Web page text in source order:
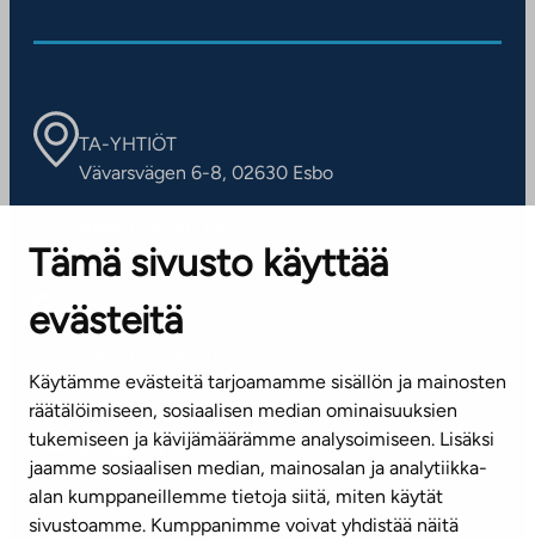
Tämä sivusto käyttää
evästeitä
Käytämme evästeitä tarjoamamme sisällön ja mainosten
räätälöimiseen, sosiaalisen median ominaisuuksien
tukemiseen ja kävijämäärämme analysoimiseen. Lisäksi
jaamme sosiaalisen median, mainosalan ja analytiikka-
alan kumppaneillemme tietoja siitä, miten käytät
sivustoamme. Kumppanimme voivat yhdistää näitä
TA-YHTIÖT
Vävarsvägen 6-8, 02630 Esbo
Kontaktinformation
KUNDSERVICE
(vardagar kl. 8–16)
info@ta.fi